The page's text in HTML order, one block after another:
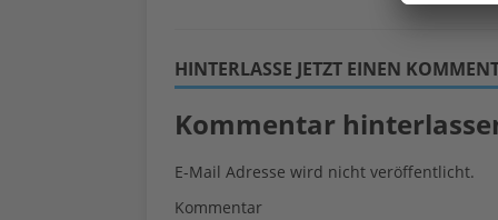
HINTERLASSE JETZT EINEN
Kommentar
E-Mail Adresse wird nicht veröffentlicht.
Kommentar